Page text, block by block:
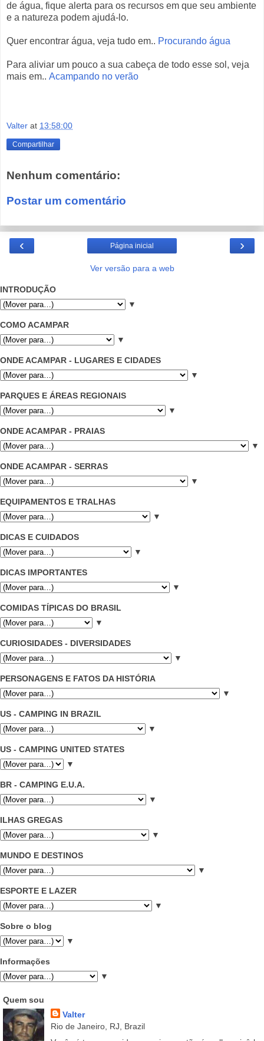
de água, fique alerta para os recursos em que seu ambiente
e a natureza podem ajudá-lo.
Quer encontrar água, veja tudo em.. Procurando água
Para aliviar um pouco a sua cabeça de todo esse sol, veja
mais em.. Acampando no verão
Valter at 13:58:00
Compartilhar
Nenhum comentário:
Postar um comentário
‹ ›
Página inicial
Ver versão para a web
INTRODUÇÃO
▼
COMO ACAMPAR
▼
ONDE ACAMPAR - LUGARES E CIDADES
▼
PARQUES E ÁREAS REGIONAIS
▼
ONDE ACAMPAR - PRAIAS
▼
ONDE ACAMPAR - SERRAS
▼
EQUIPAMENTOS E TRALHAS
▼
DICAS E CUIDADOS
▼
DICAS IMPORTANTES
▼
COMIDAS TÍPICAS DO BRASIL
▼
CURIOSIDADES - DIVERSIDADES
▼
PERSONAGENS E FATOS DA HISTÓRIA
▼
US - CAMPING IN BRAZIL
▼
US - CAMPING UNITED STATES
▼
BR - CAMPING E.U.A.
▼
ILHAS GREGAS
▼
MUNDO E DESTINOS
▼
ESPORTE E LAZER
▼
Sobre o blog
▼
Informações
▼
Quem sou
Valter
Rio de Janeiro, RJ, Brazil